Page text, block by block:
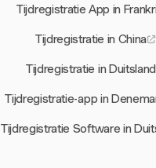
Tijdregistratie App in
Tijdregistratie in China
Tijdregistratie in Duitsland
Tijdregistratie-app in
Tijdregistratie Software in